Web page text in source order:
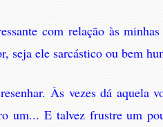
com relação às
seja ele sarcástico ou bem
Às vezes dá aquela
um... E talvez frustre um